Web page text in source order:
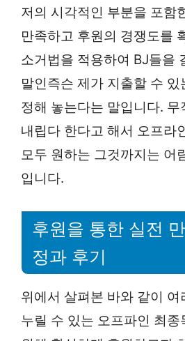
저의 시각적인 부분을 포함
만족하고 후원의 경쟁도를
소거법을 적용하여 BJ들을
말인즉슨 제가 지출할 수 있
정해 놓는다는 말입니다.
내립다 한다고 해서 오프라
모두 원하는 그것까지는 어
입니다.
후원을 통한 실전
정과 후기
위에서 살펴본 바와 같이 여
누릴 수 있는 오프파인 최종